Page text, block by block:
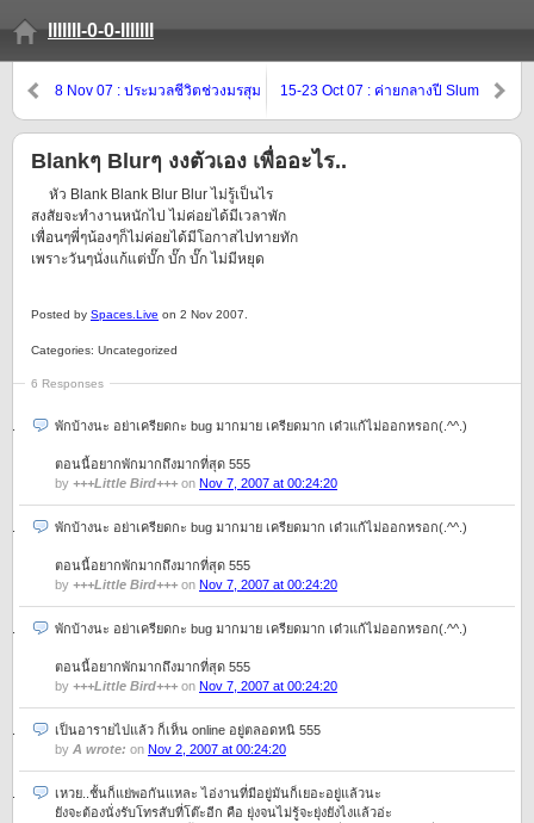
lllllll-0-0-lllllll
8 Nov 07 : ประมวลชีวิตช่วงมรสุม
15-23 Oct 07 : ค่ายกลางปี Slum
Blankๆ Blurๆ งงตัวเอง เพื่ออะไร..
หัว Blank Blank Blur Blur ไม่รู้เป็นไร
สงสัยจะทำงานหนักไป ไม่ค่อยได้มีเวลาพัก
เพื่อนๆพี่ๆน้องๆก็ไม่ค่อยได้มีโอกาสไปทายทัก
เพราะวันๆนั่งแก้แต่บั๊ก บั๊ก บั๊ก ไม่มีหยุด
Posted by Spaces.Live on 2 Nov 2007.
Categories: Uncategorized
6 Responses
พักบ้างนะ อย่าเครียดกะ bug มากมาย เครียดมาก เด๋วแก้ไม่ออกหรอก(.^^.)
ตอนนี้อยากพักมากถึงมากที่สุด 555
by +++Little Bird+++ on Nov 7, 2007 at 00:24:20
พักบ้างนะ อย่าเครียดกะ bug มากมาย เครียดมาก เด๋วแก้ไม่ออกหรอก(.^^.)
ตอนนี้อยากพักมากถึงมากที่สุด 555
by +++Little Bird+++ on Nov 7, 2007 at 00:24:20
พักบ้างนะ อย่าเครียดกะ bug มากมาย เครียดมาก เด๋วแก้ไม่ออกหรอก(.^^.)
ตอนนี้อยากพักมากถึงมากที่สุด 555
by +++Little Bird+++ on Nov 7, 2007 at 00:24:20
เป็นอารายไปแล้ว ก็เห็น online อยู่ตลอดหนิ 555
by A wrote: on Nov 2, 2007 at 00:24:20
เหวย..ชั้นก็แย่พอกันแหละ ไอ่งานที่มีอยู่มันก็เยอะอยู่แล้วนะ
ยังจะต้องนั่งรับโทรสับที่โต๊ะอีก คือ ยุ่งจนไม่รู้จะยุ่งยังไงแล้วอ่ะ